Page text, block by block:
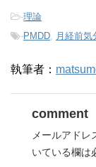
-理論
-PMDD 月経前気
執筆者：
comment
メールアドレ
いている欄は